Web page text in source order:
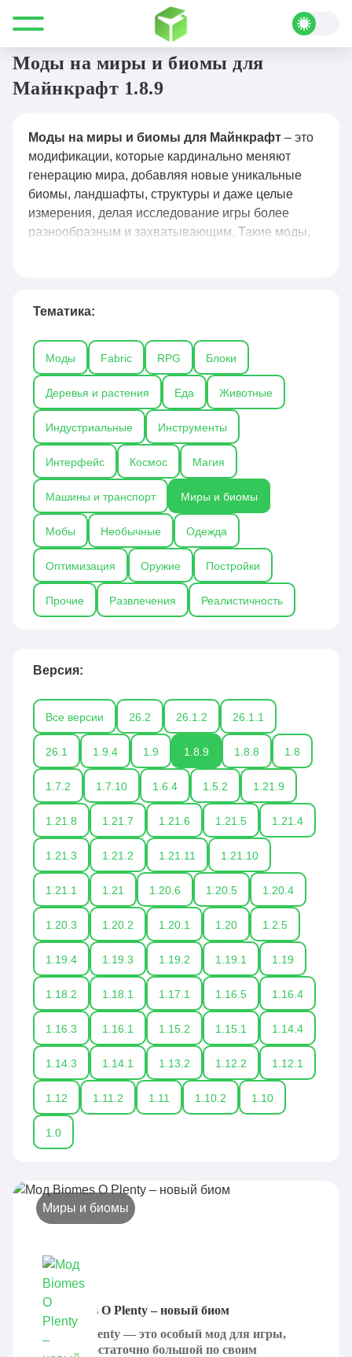
Все для Minecraft Миры и биомы
Моды на миры и биомы для
Майнкрафт 1.8.9
Моды на миры и биомы для Майнкрафт – это
модификации, которые кардинально меняют
генерацию мира, добавляя новые уникальные
биомы, ландшафты, структуры и даже целые
измерения, делая исследование игры более
разнообразным и захватывающим. Такие моды,
пустынь до магических лесов и подземных миров,
постройки. Благодаря этим модам игроки могут
открывать ранее неизведанные уголки мира,
сталкиваться с новыми испытаниями и создавать
уникальные приключения, значительно расширяя
границы стандартного Майнкрафта.
Тематика:
Моды Fabric RPG Блоки
Деревья и растения Еда Животные
Индустриальные Инструменты
Интерфейс Космос Магия
Машины и транспорт Миры и биомы
Мобы Необычные Одежда
Оптимизация Оружие Постройки
Прочие Развлечения Реалистичность
Версия:
Все версии 26.2 26.1.2 26.1.1
26.1 1.9.4 1.9 1.8.9 1.8.8 1.8
1.7.2 1.7.10 1.6.4 1.5.2 1.21.9
1.21.8 1.21.7 1.21.6 1.21.5 1.21.4
1.21.3 1.21.2 1.21.11 1.21.10
1.21.1 1.21 1.20.6 1.20.5 1.20.4
1.20.3 1.20.2 1.20.1 1.20 1.2.5
1.19.4 1.19.3 1.19.2 1.19.1 1.19
1.18.2 1.18.1 1.17.1 1.16.5 1.16.4
1.16.3 1.16.1 1.15.2 1.15.1 1.14.4
1.14.3 1.14.1 1.13.2 1.12.2 1.12.1
1.12 1.11.2 1.11 1.10.2 1.10
1.0
Миры и биомы
Мод Biomes O Plenty – новый биом
Biomes O Plenty — это особый мод для игры,
который достаточно большой по своим